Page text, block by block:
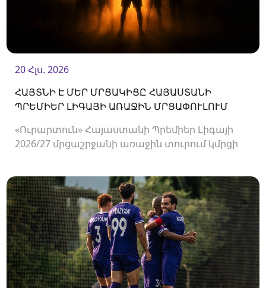
20 Հլս. 2026
ՀԱՅՏՆԻ Է ՄԵՐ ՄՐՑԱԿԻՑԸ ՀԱՅԱՍՏԱՆԻ
ՊՐԵՄԻԵՐ ԼԻԳԱՅԻ ԱՌԱՋԻՆ ՄՐՑԱՓՈՒԼՈՒՄ
«Ուրարտուն» Հայաստանի Պրեմիեր Լիգայի
2026/27 մրցաշրջանի առաջին տուրում կմրցի